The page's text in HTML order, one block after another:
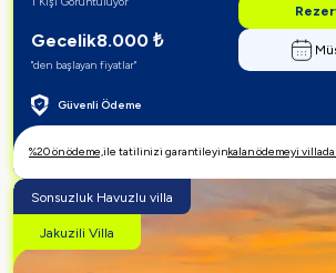
Güvenli Ödeme
Gecelik8.000 ₺
"den başlayan fiyatlar"
%20 ön ödeme, ile tatilinizi garantileyinkalan ödemeyi villada
Sonsuzluk Havuzlu villa
Jakuzili Villa